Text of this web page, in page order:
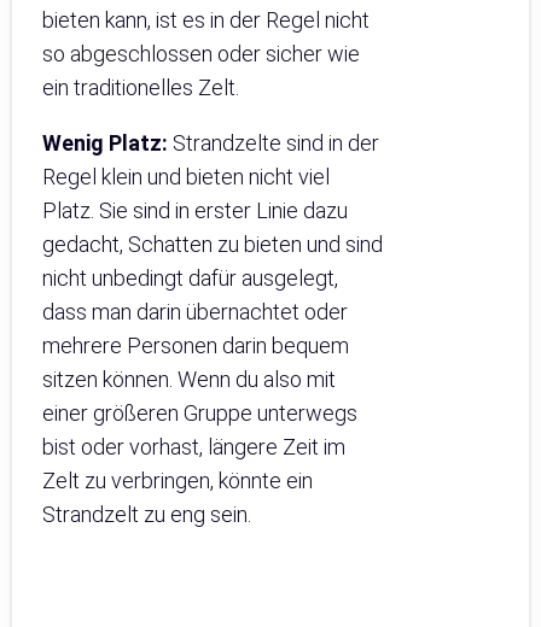
bieten kann, ist es in der Regel nicht
so abgeschlossen oder sicher wie
ein traditionelles Zelt.
Wenig Platz: Strandzelte sind in der
Regel klein und bieten nicht viel
Platz. Sie sind in erster Linie dazu
gedacht, Schatten zu bieten und sind
nicht unbedingt dafür ausgelegt,
dass man darin übernachtet oder
mehrere Personen darin bequem
sitzen können. Wenn du also mit
einer größeren Gruppe unterwegs
bist oder vorhast, längere Zeit im
Zelt zu verbringen, könnte ein
Strandzelt zu eng sein.